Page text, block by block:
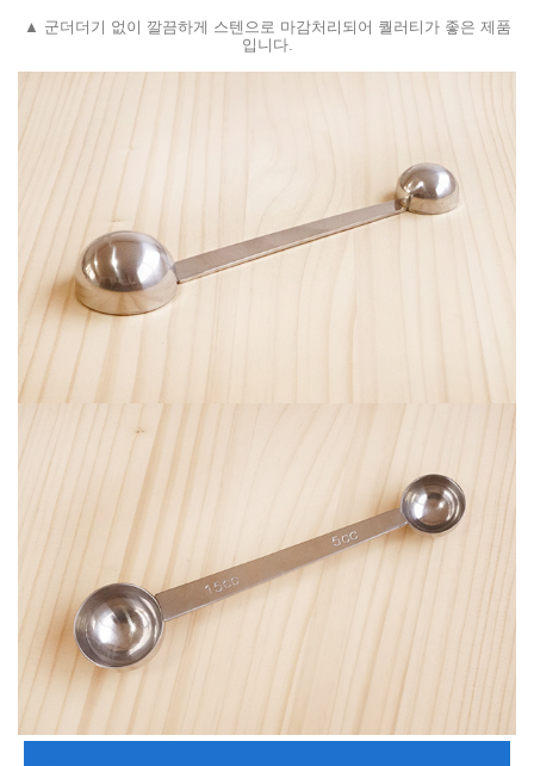
▲ 군더더기 없이 깔끔하게 스텐으로 마감처리되어 퀄러티가 좋은 제품
입니다.